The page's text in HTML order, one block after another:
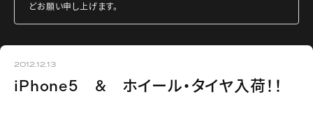
どお願い申し上げます。
2012.12.13
iPhone5 & ホイール・タイヤ入荷！！